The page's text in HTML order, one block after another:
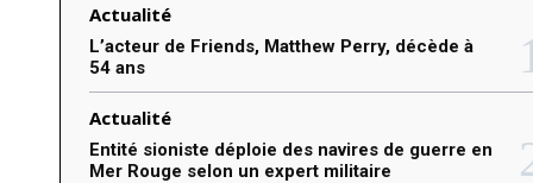
Actualité
L’acteur de Friends, Matthew Perry, décède à
54 ans
Actualité
Entité sioniste déploie des navires de guerre en
Mer Rouge selon un expert militaire